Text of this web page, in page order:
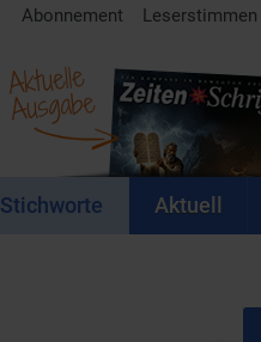
Abonnement Leserstimmen
Aktuelle
Ausgabe
Stichworte Aktuell